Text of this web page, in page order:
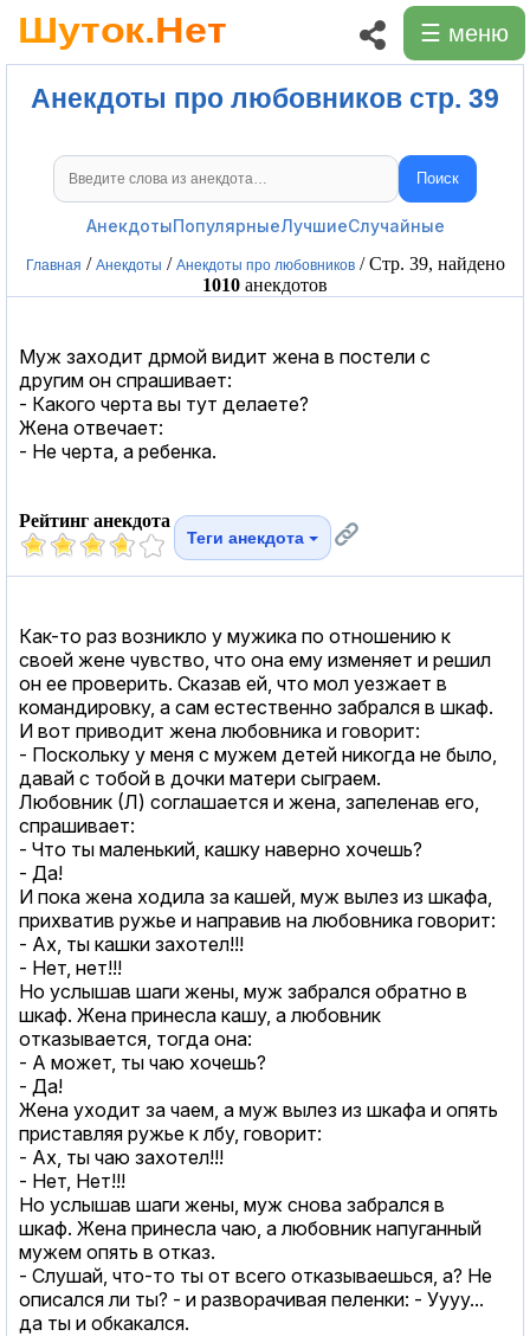
☰ меню
Анекдоты про любовников стр. 39
Поиск анекдотов Поиск
АнекдотыПопулярныеЛучшиеСлучайные
Главная / Анекдоты / Анекдоты про любовников/ Стр. 39, найдено
1010 анекдотов
Муж заходит дрмой видит жена в постели с
другим он спрашивает:
- Какого черта вы тут делаете?
Жена отвечает:
- Не черта, а ребенка.
Рейтинг анекдота
Теги анекдота
Как-то раз возникло у мужика по отношению к
своей жене чувство, что она ему изменяет и решил
он ее проверить. Сказав ей, что мол уезжает в
командировку, а сам естественно забрался в шкаф.
И вот приводит жена любовника и говорит:
- Поскольку у меня с мужем детей никогда не было,
давай с тoбой в дочки матери сыграем.
Любовник (Л) соглашается и жена, запеленав его,
спрашивает:
- Что ты маленький, кашку наверно хочешь?
- Да!
И пока жена ходила за кашей, муж вылез из шкафа,
прихватив ружье и направив на любовника говорит:
- Ах, ты кашки захотел!!!
- Нет, нет!!!
Но услышав шаги жены, муж забрался обратно в
шкаф. Жена принесла кашу, а любовник
отказывается, тогда она:
- A может, ты чаю хочешь?
- Да!
Жена уходит за чаем, а муж вылез из шкафа и опять
приставляя ружье к лбу, говорит:
- Ах, ты чаю захотел!!!
- Нет, Нет!!!
Но услышав шаги жены, муж снова забрался в
шкаф. Жена принесла чаю, а любовник напуганный
мужем опять в отказ.
- Слушай, что-то ты от всего отказываешься, а? Не
описался ли ты? - и разворачивая пеленки: - Уууу...
да ты и обкакался.